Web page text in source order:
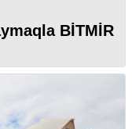
BİTMİR